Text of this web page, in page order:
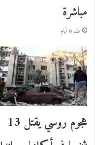
مباشرة
منذ 6 أيام
هجوم روسي يقتل 13